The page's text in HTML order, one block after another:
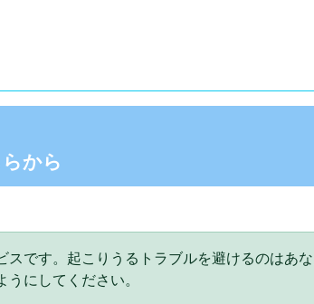
から
スです。起こりうるトラブルを避けるのはあ
にしてください。